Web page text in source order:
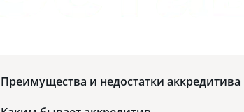
Преимущества и недостатки аккредитива